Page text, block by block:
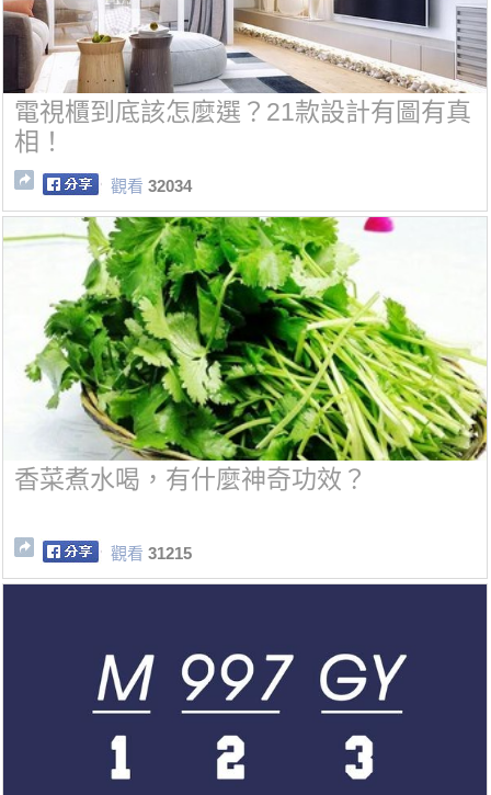
電視櫃到底該怎麼選？21款設計有圖有真
相！
觀看 32034
香菜煮水喝，有什麼神奇功效？
觀看 31215